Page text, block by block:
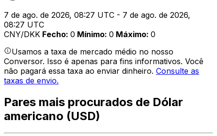
7 de ago. de 2026, 08:27 UTC - 7 de ago. de 2026,
08:27 UTC
CNY/DKK Fecho: 0 Mínimo: 0 Máximo: 0
Usamos a taxa de mercado médio no nosso
Conversor. Isso é apenas para fins informativos. Você
não pagará essa taxa ao enviar dinheiro. Consulte as
taxas de envio.
Pares mais procurados de Dólar
americano (USD)